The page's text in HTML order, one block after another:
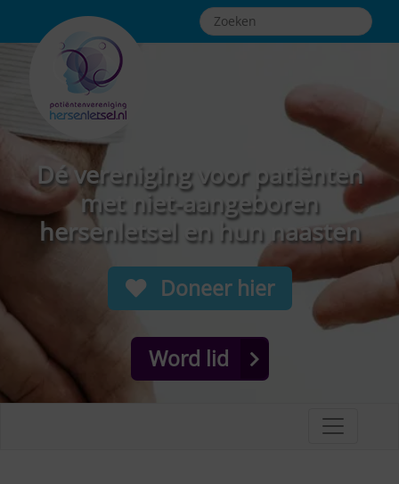
Dé vereniging voor patiënten
met niet-aangeboren
hersenletsel en hun naasten
Doneer hier
Word lid